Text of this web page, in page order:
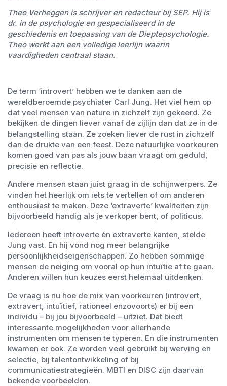
Theo Verheggen is schrijver en redacteur bij SEP. Hij is
dr. in de psychologie en gespecialiseerd in de
geschiedenis en toepassing van de Dieptepsychologie.
Theo werkt aan een volledige leerlijn waarin
vaardigheden centraal staan.
De term ‘introvert’ hebben we te danken aan de
wereldberoemde psychiater Carl Jung. Het viel hem op
dat veel mensen van nature in zichzelf zijn gekeerd. Ze
bekijken de dingen liever vanaf de zijlijn dan dat ze in de
belangstelling staan. Ze zoeken liever de rust in zichzelf
dan de drukte van een feest. Deze natuurlijke voorkeuren
komen goed van pas als jouw baan vraagt om geduld,
precisie en reflectie.
Andere mensen staan juist graag in de schijnwerpers. Ze
vinden het heerlijk om iets te vertellen of om anderen
enthousiast te maken. Deze ‘extraverte’ kwaliteiten zijn
bijvoorbeeld handig als je verkoper bent, of politicus.
Iedereen heeft introverte én extraverte kanten, stelde
Jung vast. En hij vond nog meer belangrijke
persoonlijkheidseigenschappen. Zo hebben sommige
mensen de neiging om vooral op hun intuïtie af te gaan.
Anderen willen hun keuzes eerst helemaal uitdenken.
De vraag is nu hoe de mix van voorkeuren (introvert,
extravert, intuïtief, rationeel enzovoorts) er bij een
individu – bij jou bijvoorbeeld – uitziet. Dat biedt
interessante mogelijkheden voor allerhande
instrumenten om mensen te typeren. En die instrumenten
kwamen er ook. Ze worden veel gebruikt bij werving en
selectie, bij talentontwikkeling of bij
communicatiestrategieën. MBTI en DISC zijn daarvan
bekende voorbeelden.